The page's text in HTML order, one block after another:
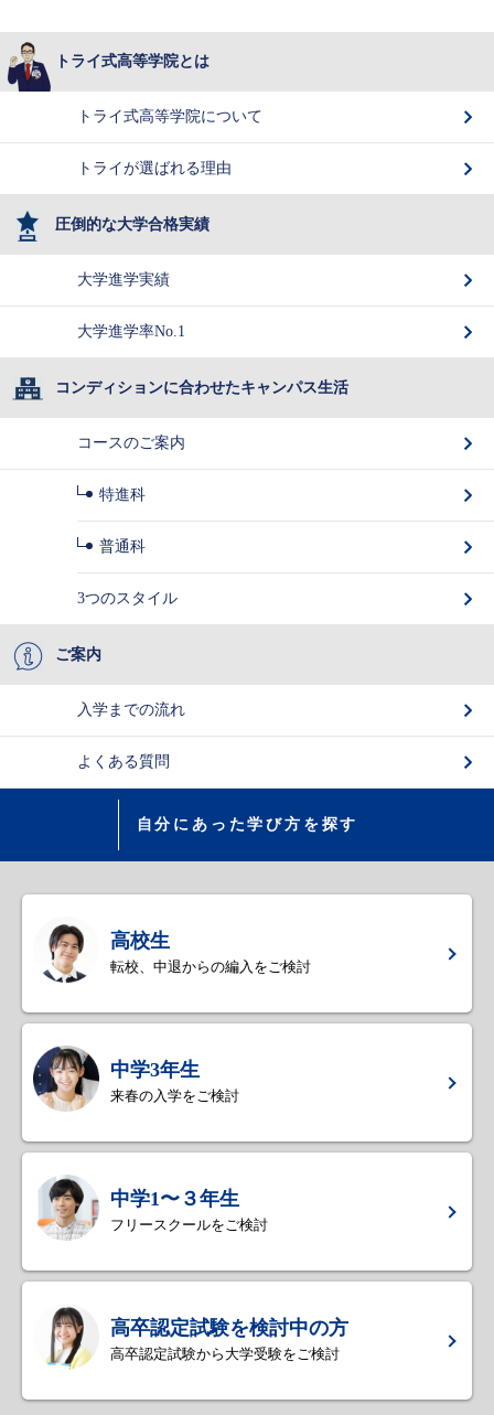
トライ式高等学院とは
トライ式高等学院について
トライが選ばれる理由
圧倒的な大学合格実績
大学進学実績
大学進学率No.1
コンディションに合わせたキャンパス生活
コースのご案内
特進科
普通科
3つのスタイル
ご案内
入学までの流れ
よくある質問
自分にあった学び方を探す
高校生
転校、中退からの編入をご検討
中学3年生
来春の入学をご検討
中学1〜３年生
フリースクールをご検討
高卒認定試験を検討中の方
高卒認定試験から大学受験をご検討